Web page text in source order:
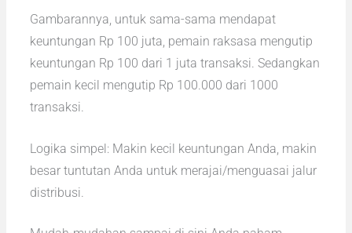
Gambarannya, untuk sama-sama mendapat
keuntungan Rp 100 juta, pemain raksasa mengutip
keuntungan Rp 100 dari 1 juta transaksi. Sedangkan
pemain kecil mengutip Rp 100.000 dari 1000
transaksi.
Logika simpel: Makin kecil keuntungan Anda, makin
besar tuntutan Anda untuk merajai/menguasai jalur
distribusi.